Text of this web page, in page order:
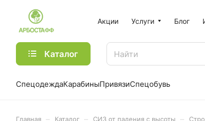
Акции Услуги Блог
Каталог
СпецодеждаКарабиныПривязиСпецобувь
Главная Каталог СИЗ от падения с высоты